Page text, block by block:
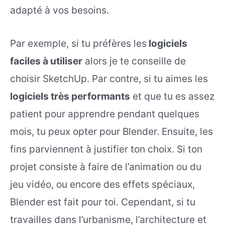
adapté à vos besoins.
Par exemple, si tu préfères les logiciels
faciles à utiliser alors je te conseille de
choisir SketchUp. Par contre, si tu aimes les
logiciels très performants et que tu es assez
patient pour apprendre pendant quelques
mois, tu peux opter pour Blender. Ensuite, les
fins parviennent à justifier ton choix. Si ton
projet consiste à faire de l’animation ou du
jeu vidéo, ou encore des effets spéciaux,
Blender est fait pour toi. Cependant, si tu
travailles dans l’urbanisme, l’architecture et